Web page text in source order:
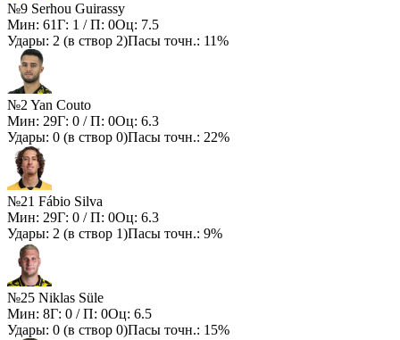
№9 Serhou Guirassy
Мин: 61Г: 1 / П: 0Оц: 7.5
Удары: 2 (в створ 2)Пасы точн.: 11%
№2 Yan Couto
Мин: 29Г: 0 / П: 0Оц: 6.3
Удары: 0 (в створ 0)Пасы точн.: 22%
№21 Fábio Silva
Мин: 29Г: 0 / П: 0Оц: 6.3
Удары: 2 (в створ 1)Пасы точн.: 9%
№25 Niklas Süle
Мин: 8Г: 0 / П: 0Оц: 6.5
Удары: 0 (в створ 0)Пасы точн.: 15%